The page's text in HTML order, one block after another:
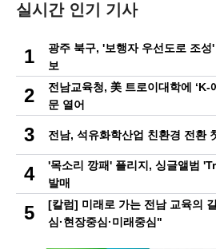
실시간 인기 기사
1
광주 북구, '보행자 우선도로 조성
보
2
전남교육청, 美 트로이대학에 ‘K-
문 열어
3 전남, 석유화학산업 친환경 전환
4
'목소리 깡패' 플리지, 싱글앨범
발매
5
[칼럼] 미래로 가는 전남 교육의
심·현장중심·미래중심"